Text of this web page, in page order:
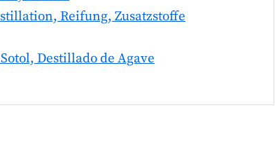
Reifung, Zusatzstoffe
Destillado de Agave